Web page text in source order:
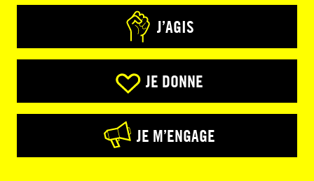
J’AGIS
JE DONNE
JE M’ENGAGE